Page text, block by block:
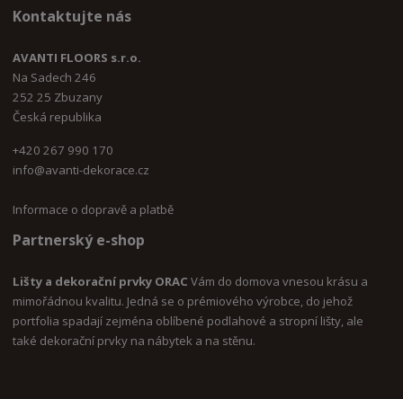
Kontaktujte nás
AVANTI FLOORS s.r.o.
Na Sadech 246
252 25 Zbuzany
Česká republika
+420 267 990 170
info@avanti-dekorace.cz
Informace o dopravě a platbě
Partnerský e-shop
Lišty a dekorační prvky ORAC Vám do domova vnesou krásu a
mimořádnou kvalitu. Jedná se o prémiového výrobce, do jehož
portfolia spadají zejména oblíbené podlahové a stropní lišty, ale
také dekorační prvky na nábytek a na stěnu.